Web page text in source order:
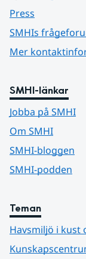
Press
SMHIs
Mer
SMHI-länkar
Jobba på SMHI
Om SMHI
SMHI-bloggen
SMHI-podden
Teman
Havsmiljö i kust